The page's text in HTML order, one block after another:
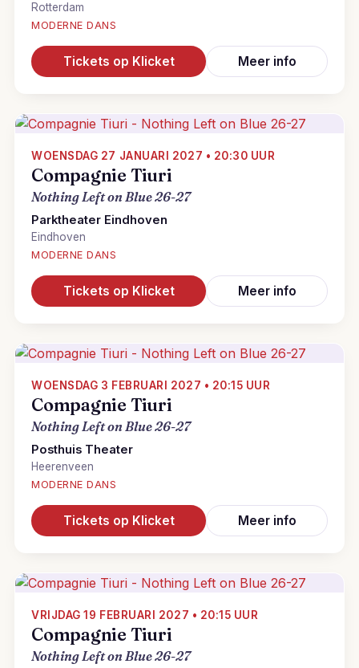
Rotterdam
MODERNE DANS
Tickets op Klicket Meer info
WOENSDAG 27 JANUARI 2027 • 20:30 UUR
Compagnie Tiuri
Nothing Left on Blue 26-27
Parktheater Eindhoven
Eindhoven
MODERNE DANS
Tickets op Klicket Meer info
WOENSDAG 3 FEBRUARI 2027 • 20:15 UUR
Compagnie Tiuri
Nothing Left on Blue 26-27
Posthuis Theater
Heerenveen
MODERNE DANS
Tickets op Klicket Meer info
VRIJDAG 19 FEBRUARI 2027 • 20:15 UUR
Compagnie Tiuri
Nothing Left on Blue 26-27